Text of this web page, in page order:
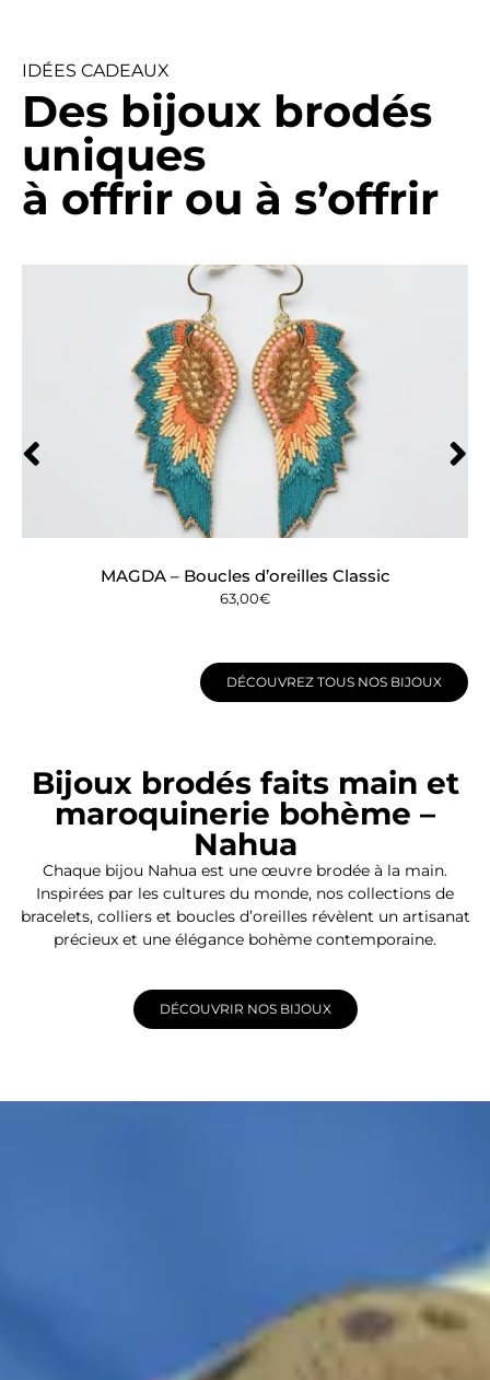
IDÉES CADEAUX
Des bijoux brodés
uniques
à offrir ou à s’offrir
MAGDA – Boucles d’oreilles Classic
63,00€
DÉCOUVREZ TOUS NOS BIJOUX
Bijoux brodés faits main et
maroquinerie bohème –
Nahua
Chaque bijou Nahua est une œuvre brodée à la main.
Inspirées par les cultures du monde, nos collections de
bracelets, colliers et boucles d’oreilles révèlent un artisanat
précieux et une élégance bohème contemporaine.
DÉCOUVRIR NOS BIJOUX